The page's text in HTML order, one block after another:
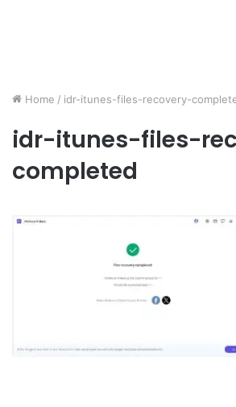
Home / idr-itunes-files-recovery-
idr-itunes-files-
completed